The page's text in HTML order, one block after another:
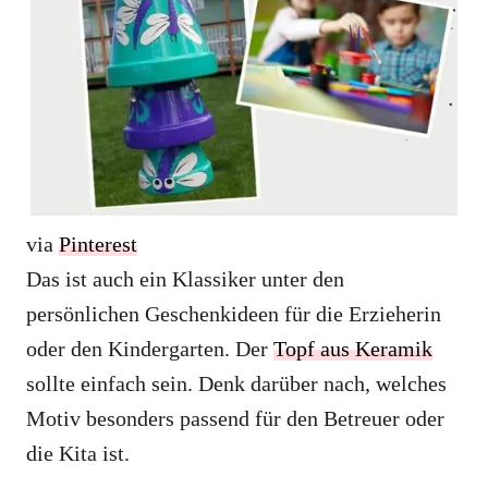
via Pinterest
Das ist auch ein Klassiker unter den
persönlichen Geschenkideen für die Erzieherin
oder den Kindergarten. Der Topf aus Keramik
sollte einfach sein. Denk darüber nach, welches
Motiv besonders passend für den Betreuer oder
die Kita ist.